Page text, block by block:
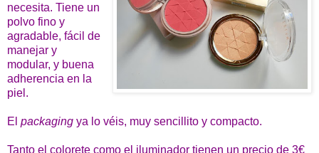
necesita. Tiene un
polvo fino y
agradable, fácil de
manejar y
modular, y buena
adherencia en la
piel.
El packaging ya lo véis, muy sencillito y compacto.
Tanto el colorete como el iluminador tienen un precio de 3€